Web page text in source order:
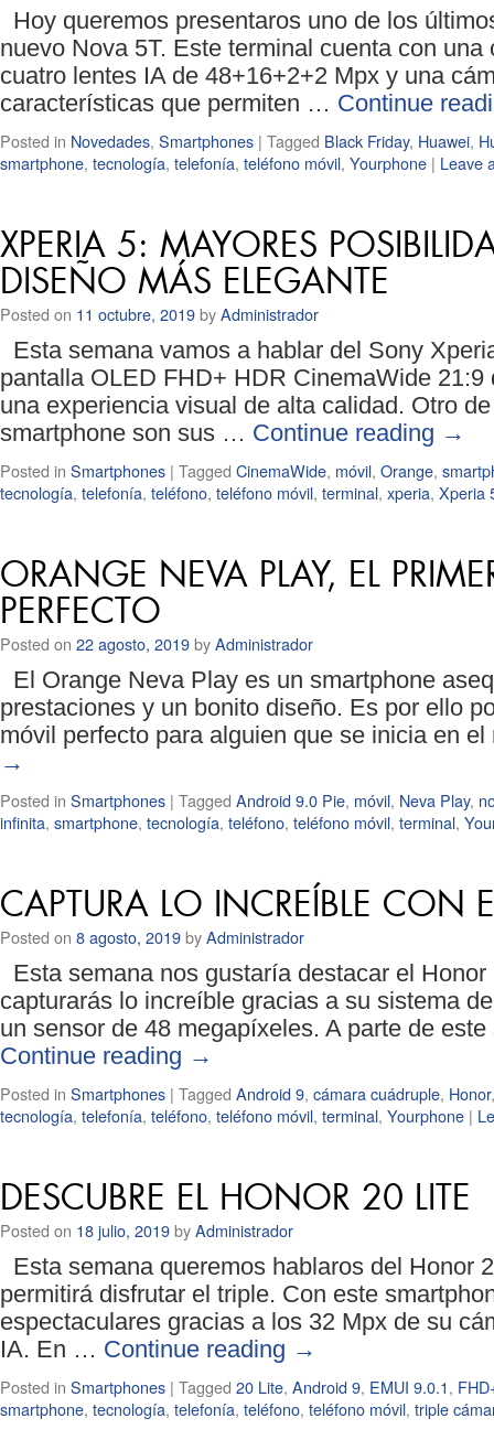
Hoy queremos presentaros uno de los
nuevo Nova 5T. Este terminal cuenta con
cuatro lentes IA de 48+16+2+2 Mpx y una
características que permiten … Continue
Posted in Novedades, Smartphones | Tagged Black Friday, Huawei,
smartphone, tecnología, telefonía, teléfono móvil, Yourphone | Leave
XPERIA 5: MAYORES
DISEÑO MÁS ELEGANTE
Posted on 11 octubre, 2019byAdministrador
Esta semana vamos a hablar del Sony
pantalla OLED FHD+ HDR CinemaWide
una experiencia visual de alta calidad. Otro
smartphone son sus … Continue reading →
Posted in Smartphones | Tagged CinemaWide, móvil, Orange,
tecnología, telefonía, teléfono, teléfono móvil, terminal, xperia, Xperia
ORANGE NEVA PLAY, EL
PERFECTO
Posted on 22 agosto, 2019byAdministrador
El Orange Neva Play es un smartphone
prestaciones y un bonito diseño. Es por ello
móvil perfecto para alguien que se inicia en
→
Posted in Smartphones | Tagged Android 9.0 Pie, móvil, Neva Play,
infinita, smartphone, tecnología, teléfono, teléfono móvil, terminal,
CAPTURA LO INCREÍBLE CON
Posted on 8 agosto, 2019byAdministrador
Esta semana nos gustaría destacar el
capturarás lo increíble gracias a su sistema
un sensor de 48 megapíxeles. A parte de
Continue reading →
Posted in Smartphones | Tagged Android 9, cámara cuádruple, Honor
tecnología, telefonía, teléfono, teléfono móvil, terminal, Yourphone |
DESCUBRE EL HONOR 20 LITE
Posted on 18 julio, 2019byAdministrador
Esta semana queremos hablaros del Honor
permitirá disfrutar el triple. Con este
espectaculares gracias a los 32 Mpx de su
IA. En … Continue reading →
Posted in Smartphones | Tagged 20 Lite, Android 9, EMUI 9.0.1,
smartphone, tecnología, telefonía, teléfono, teléfono móvil, triple